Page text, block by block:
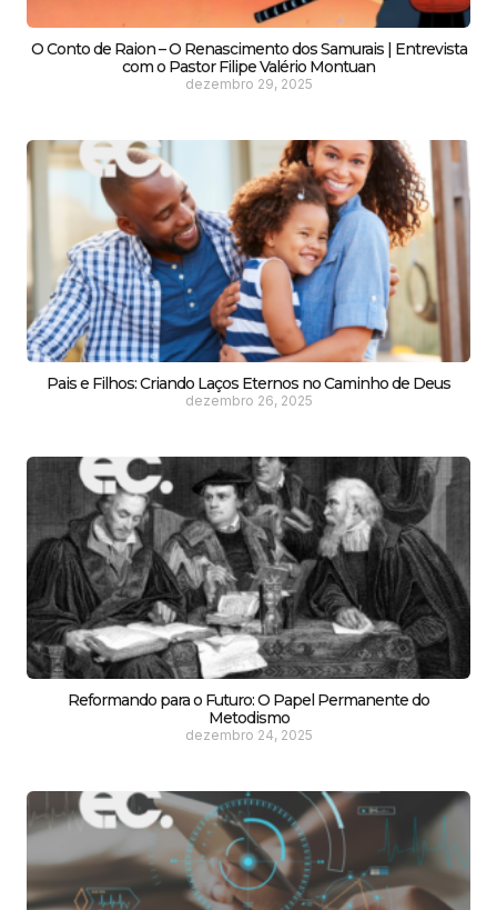
O Conto de Raion – O Renascimento dos Samurais | Entrevista
com o Pastor Filipe Valério Montuan
dezembro 29, 2025
Pais e Filhos: Criando Laços Eternos no Caminho de Deus
dezembro 26, 2025
Reformando para o Futuro: O Papel Permanente do
Metodismo
dezembro 24, 2025